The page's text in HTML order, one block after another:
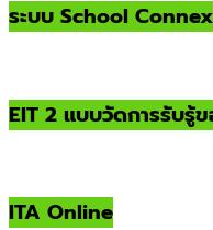
ระบบ School Connex
EIT 2 แบบวัดการรับรู้
ITA Online